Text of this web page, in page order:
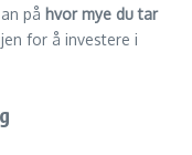
på hvor mye du tar
for å investere i